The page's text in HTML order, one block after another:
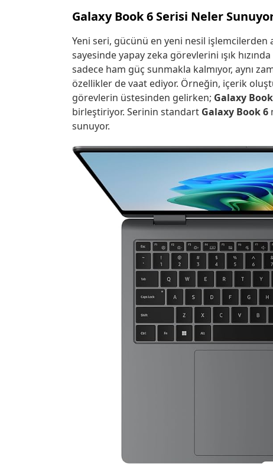
Galaxy Book 6 Serisi Neler
Yeni seri, gücünü en yeni nesil
sayesinde yapay zeka görevlerini ışık
sadece ham güç sunmakla kalmıyor, aynı
özellikler de vaat ediyor. Örneğin, içerik
görevlerin üstesinden gelirken; Galaxy
birleştiriyor. Serinin standart Galaxy Book 6
sunuyor.